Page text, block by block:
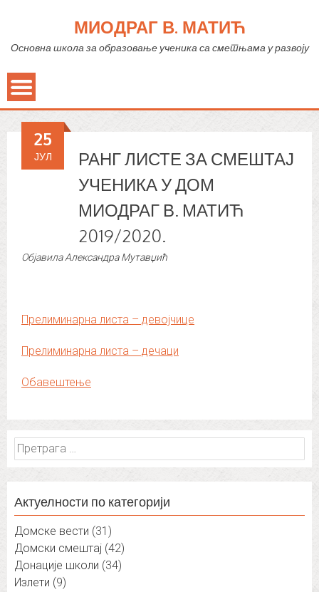
МИОДРАГ В. МАТИЋ
Основна школа за образовање ученика са сметњама у развоју
РАНГ ЛИСТЕ ЗА СМЕШТАЈ
УЧЕНИКА У ДОМ
МИОДРАГ В. МАТИЋ
2019/2020.
25
ЈУЛ
ОбјавилаАлександра Мутавџић
Прелиминарна листа – девојчице
Прелиминарна листа – дечаци
Oбавештење
Претрага
за:
Актуелности по категорији
Домске вести (31)
Домски смештај (42)
Донације школи (34)
Излети (9)